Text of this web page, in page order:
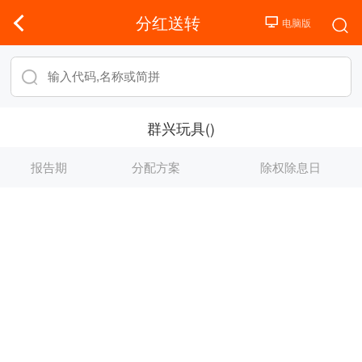
分红送转
群兴玩具()
报告期 分配方案 除权除息日